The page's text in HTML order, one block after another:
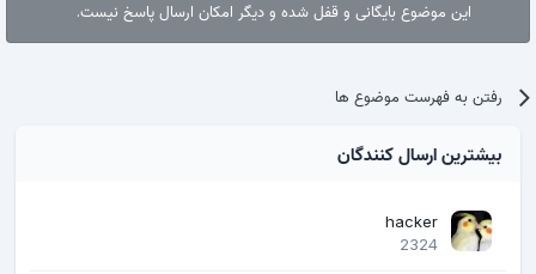
این موضوع بایگانی و قفل شده و دیگر امکان ارسال پاسخ نیست.
رفتن به فهرست موضوع ها
بیشترین ارسال کنندگان
hacker
2324